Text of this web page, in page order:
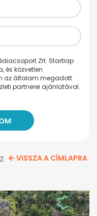
Zrt. Startlap
és közvetlen
az általam megadott
partnerei ajánlatával.
VISSZA A CÍMLAPRA